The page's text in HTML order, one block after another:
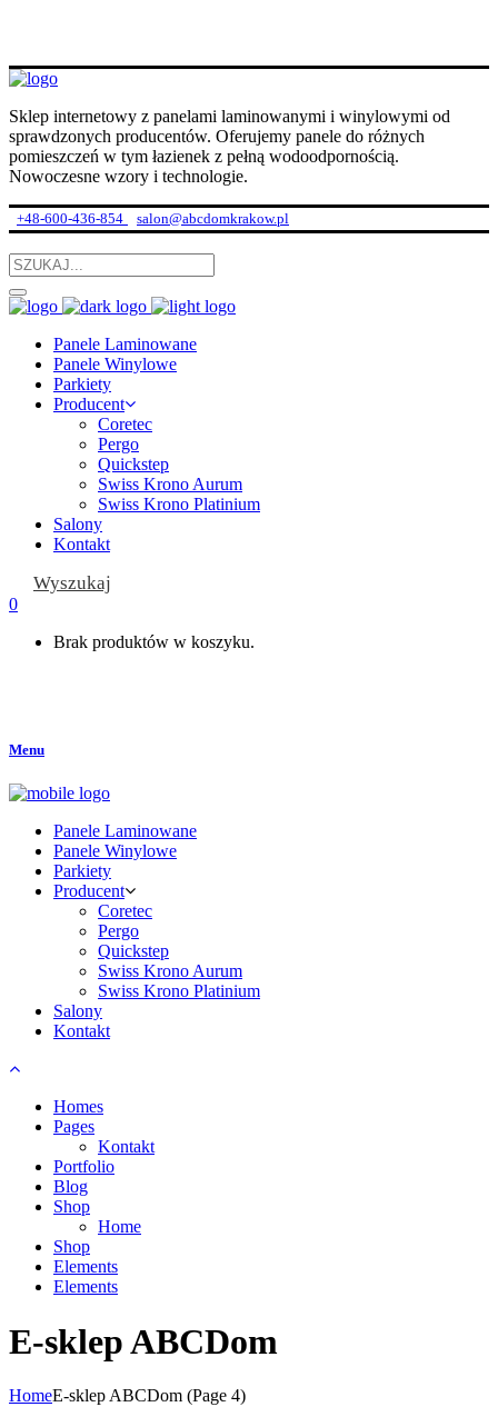
Sklep internetowy z panelami laminowanymi i winylowymi od
sprawdzonych producentów. Oferujemy panele do różnych
pomieszczeń w tym łazienek z pełną wodoodpornością.
Nowoczesne wzory i technologie.
+48-600-436-854 salon@abcdomkrakow.pl
Panele Laminowane
Panele Winylowe
Parkiety
Producent
Coretec
Pergo
Quickstep
Swiss Krono Aurum
Swiss Krono Platinium
Salony
Kontakt
Wyszukaj
0
Brak produktów w koszyku.
Menu
Panele Laminowane
Panele Winylowe
Parkiety
Producent
Coretec
Pergo
Quickstep
Swiss Krono Aurum
Swiss Krono Platinium
Salony
Kontakt
Homes
Pages
Kontakt
Portfolio
Blog
Shop
Home
Shop
Elements
Elements
E-sklep ABCDom
HomeE-sklep ABCDom (Page 4)